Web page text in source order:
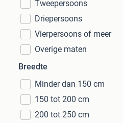
Tweepersoons
Driepersoons
Vierpersoons of meer
Overige maten
Breedte
Minder dan 150 cm
150 tot 200 cm
200 tot 250 cm